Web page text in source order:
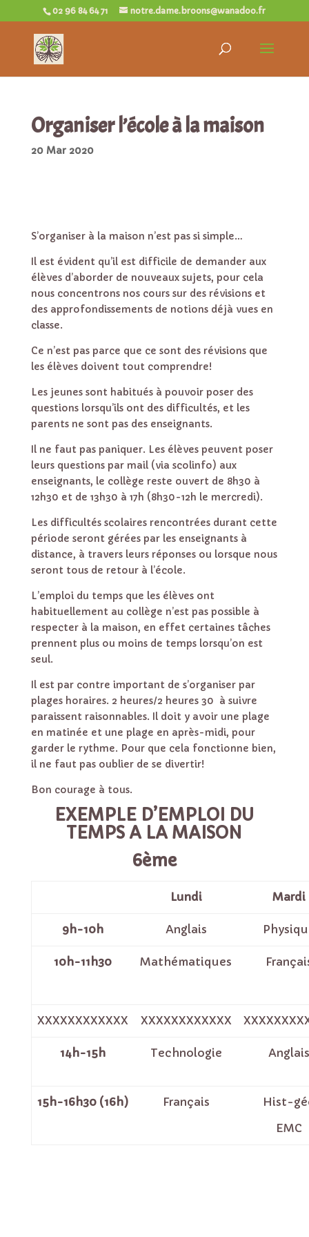
02 96 84 64 71 notre.dame.broons@wanadoo.fr
Organiser l’école à la maison
20 Mar 2020
S’organiser à la maison n’est pas si simple…
Il est évident qu’il est difficile de demander aux
élèves d’aborder de nouveaux sujets, pour cela
nous concentrons nos cours sur des révisions et
des approfondissements de notions déjà vues en
classe.
Ce n’est pas parce que ce sont des révisions que
les élèves doivent tout comprendre!
Les jeunes sont habitués à pouvoir poser des
questions lorsqu’ils ont des difficultés, et les
parents ne sont pas des enseignants.
Il ne faut pas paniquer. Les élèves peuvent poser
leurs questions par mail (via scolinfo) aux
enseignants, le collège reste ouvert de 8h30 à
12h30 et de 13h30 à 17h (8h30-12h le mercredi).
Les difficultés scolaires rencontrées durant cette
période seront gérées par les enseignants à
distance, à travers leurs réponses ou lorsque nous
seront tous de retour à l’école.
L’emploi du temps que les élèves ont
habituellement au collège n’est pas possible à
respecter à la maison, en effet certaines tâches
prennent plus ou moins de temps lorsqu’on est
seul.
Il est par contre important de s’organiser par
plages horaires. 2 heures/2 heures 30 à suivre
paraissent raisonnables. Il doit y avoir une plage
en matinée et une plage en après-midi, pour
garder le rythme. Pour que cela fonctionne bien,
il ne faut pas oublier de se divertir!
Bon courage à tous.
EXEMPLE D’EMPLOI DU
TEMPS A LA MAISON
6ème
Lundi Mardi
9h-10h Anglais
10h-11h30 Mathématiques
XXXXXXXXXXXX XXXXXXXXXXXX
14h-15h Technologie
15h-16h30 (16h) Français
Hist-
EMC